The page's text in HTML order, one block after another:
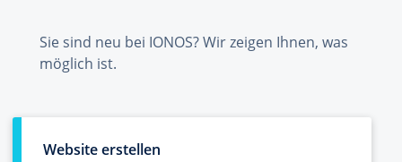
Sie sind neu bei IONOS? Wir zeigen Ihnen, was
möglich ist.
Website erstellen